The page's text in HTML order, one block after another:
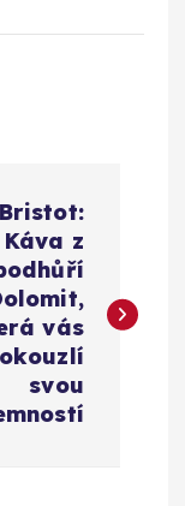
Bristot:
Káva z
vás
okouzlí
svou